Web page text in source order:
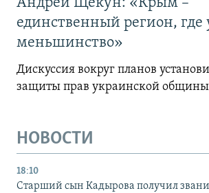
единственный регион,
меньшинство»
Дискуссия вокруг планов
защиты прав украинской
НОВОСТИ
18:10
Старший сын Кадырова получил